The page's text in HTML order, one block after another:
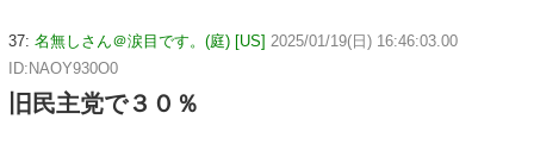
37: 名無しさん＠涙目です。(庭) [US] 2025/01/19(日) 16:46:03.00
ID:NAOY930O0
旧民主党で３０％